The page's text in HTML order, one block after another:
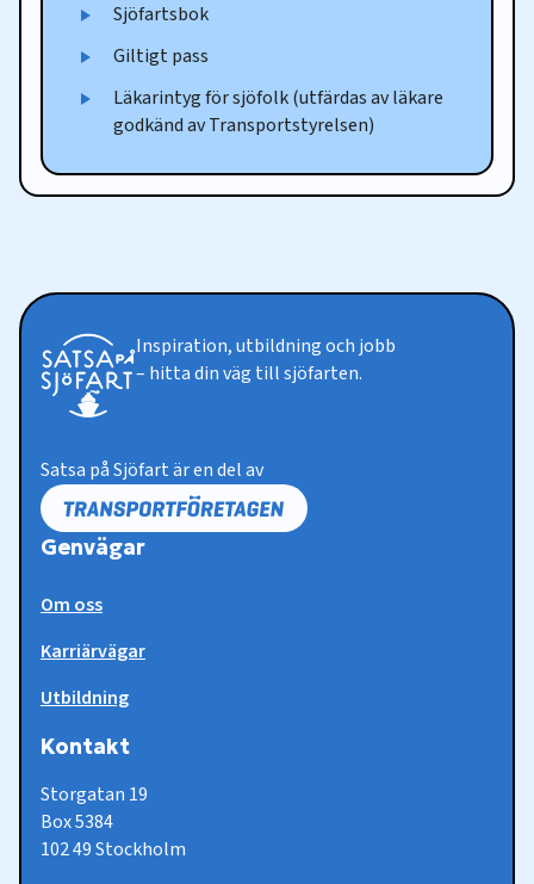
Sjöfartsbok
Giltigt pass
Läkarintyg för sjöfolk (utfärdas av läkare
godkänd av Transportstyrelsen)
Inspiration, utbildning och jobb
– hitta din väg till sjöfarten.
Satsa på Sjöfart är en del av
Genvägar
Om oss
Karriärvägar
Utbildning
Kontakt
Storgatan 19
Box 5384
102 49 Stockholm